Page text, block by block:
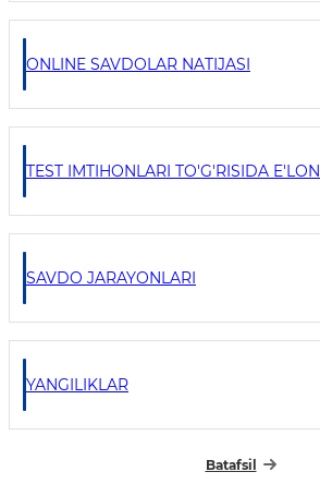
ONLINE SAVDOLAR NATIJASI
TEST IMTIHONLARI TO'G'RISIDA E'LON
SAVDO JARAYONLARI
YANGILIKLAR
Batafsil